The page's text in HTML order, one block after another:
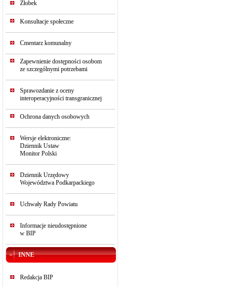
Żłobek
Konsultacje społeczne
Cmentarz komunalny
Zapewnienie dostępności osobom
ze szczególnymi potrzebami
Sprawozdanie z oceny
interoperacyjności transgranicznej
Ochrona danych osobowych
Wersje elektroniczne:
Dziennik Ustaw
Monitor Polski
Dziennik Urzędowy
Województwa Podkarpackiego
Uchwały Rady Powiatu
Informacje nieudostępnione
w BIP
INNE
Redakcja BIP